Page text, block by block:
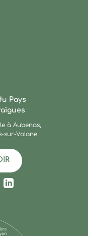
Pays
à Aubenas,
sur-Volane
Facebook
sur Instagram
nous sur
Suivez-nous sur